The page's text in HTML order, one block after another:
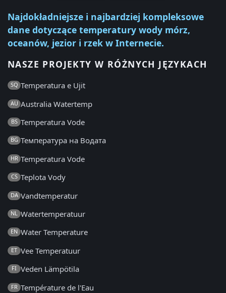
Najdokładniejsze i najbardziej kompleksowe
dane dotyczące temperatury wody mórz,
oceanów, jezior i rzek w Internecie.
NASZE PROJEKTY W RÓŻNYCH JĘZYKACH
SQ Temperatura e Ujit
AU Australia Watertemp
BS Temperatura Vode
BG Температура на Водата
HR Temperatura Vode
CS Teplota Vody
DA Vandtemperatur
NL Watertemperatuur
EN Water Temperature
ET Vee Temperatuur
FI Veden Lämpötila
FR Température de l'Eau